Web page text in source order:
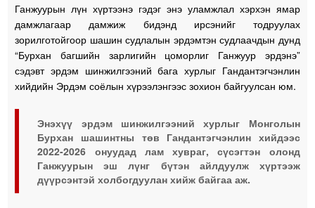
Ганжуурын лүн хүртээнэ гэдэг энэ уламжлал хэрхэн ямар
дамжлагаар дамжиж бидэнд ирсэнийг тодруулах
зорилготойгоор шашин судлалын эрдэмтэн судлаачдын дунд
“Бурхан багшийн зарлигийн цоморлиг Ганжуур эрдэнэ”
сэдэвт эрдэм шинжилгээний бага хурлыг Гандантэгчэнлин
хийдийн Эрдэм соёлын хүрээлэнгээс зохион байгуулсан юм.
Энэхүү эрдэм шинжилгээний хурлыг Монголын
Бурхан шашинтны төв Гандантэгчэнлин хийдээс
2022-2026 онуудад лам хувраг, сүсэгтэн олонд
Ганжуурын эш лүнг бүтэн айлдуулж хүртээж
дүүрсэнтэй холбогдуулан хийж байгаа аж.